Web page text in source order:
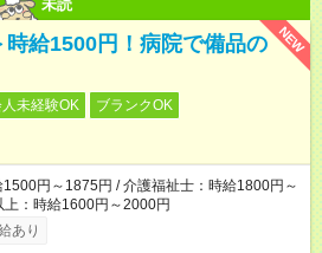
未読
NEW
時給1500円！病院で備品の
未経験OK
ブランクOK
円～1875円 / 介護福祉士：時給1800円～
：時給1600円～2000円
あり